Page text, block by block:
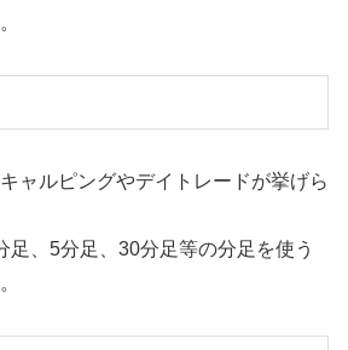
ャルピングやデイトレードが挙げら
足、5分足、30分足等の分足を使う